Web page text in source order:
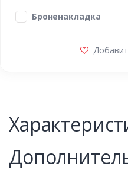
Броненакладка